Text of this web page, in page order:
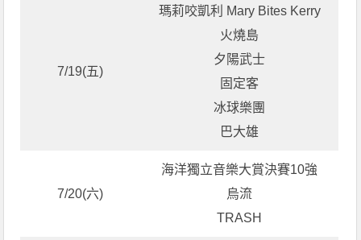
7/19(五)
瑪莉咬凱利 Mary Bites Kerry
火燒島
夕陽武士
固定客
冰球樂團
巴大雄
7/20(六)
海洋獨立音樂大賞決賽10強
烏流
TRASH